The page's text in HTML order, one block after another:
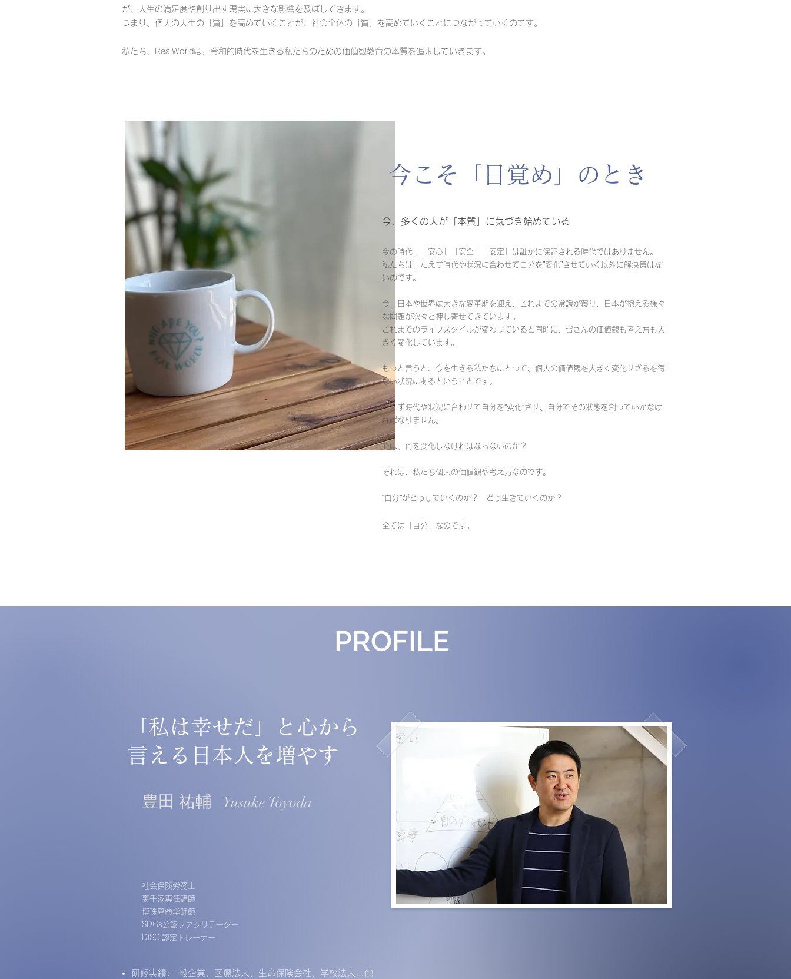
が、人生の満足度や創り出す現実に大きな影響を及ばしてきます。
つまり、個人の人生の「質」を高めていくことが、社会全体の「質」を高めていくことにつながっていくのです。
私たち、RealWorldは、令和的時代を生きる私たちのための価値観教育の本質を追求していきます。
​​今こそ「目覚め」のとき
今、多くの人が ​「本質」に気づき始めている
今の時代、「安心」「安全」「安定」は誰かに保証される時代ではありません。
私たちは、たえず時代や状況に合わせて自分を”変化”させていく以外に解決策はな
いのです。
今、日本や世界は大きな変革期を迎え、これまでの常識が覆り、日本が抱える様々
な問題が次々と押し寄せてきています。
これまでのライフスタイルが変わっていると同時に、皆さんの価値観も考え方も大
きく変化しています。
もっと言うと、今を生きる私たちにとって、個人の価値観を大きく変化せざるを得
ない状況にあるということです。
たえず時代や状況に合わせて自分を”変化”させ、自分でその状態を創っていかなけ
ればなりません。
では、何を変化しなければならないのか？
それは、私たち個人の価値観や考え方なのです。
“自分”がどうしていくのか？ どう生きていくのか？
全ては「自分」なのです。
​PROFILE
私は幸せだ」と心から
言える日本人を増やす
豊田 祐輔 Yusuke Toyoda
社会保険労務士
裏千家専任講師
博珠算命学師範
SDGs公認ファシリテーター
DiSC 認定トレーナー
研修実績:一般企業、医療法人、生命保険会社、学校法人…他